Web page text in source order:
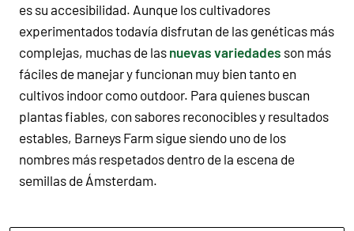
es su accesibilidad. Aunque los cultivadores
experimentados todavía disfrutan de las genéticas más
complejas, muchas de las nuevas variedades son más
fáciles de manejar y funcionan muy bien tanto en
cultivos indoor como outdoor. Para quienes buscan
plantas fiables, con sabores reconocibles y resultados
estables, Barneys Farm sigue siendo uno de los
nombres más respetados dentro de la escena de
semillas de Ámsterdam.